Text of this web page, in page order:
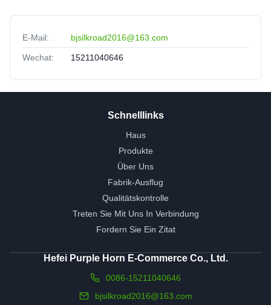
E-Mail: bjsilkroad2016@163.com
Wechat: 15211040646
Schnelllinks
Haus
Produkte
Über Uns
Fabrik-Ausflug
Qualitätskontrolle
Treten Sie Mit Uns In Verbindung
Fordern Sie Ein Zitat
Hefei Purple Horn E-Commerce Co., Ltd.
0086-15211040646
bjsilkroad2016@163.com